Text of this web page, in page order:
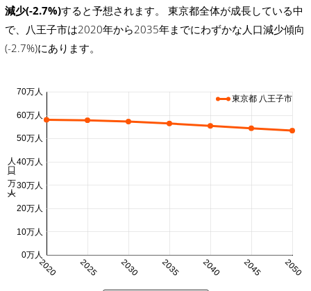
減少(-2.7%)すると予想されます。 東京都全体が成長している中
で、八王子市は2020年から2035年までにわずかな人口減少傾向
(-2.7%)にあります。
2020 2025 2030 2035 2040 2045 2050
0万人
10万人
20万人
30万人
40万人
50万人
60万人
70万人
人口 (万人)
東京都 八王子市